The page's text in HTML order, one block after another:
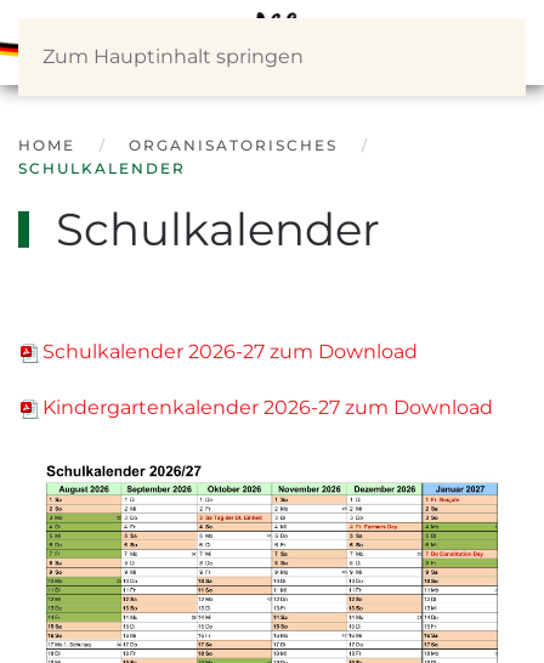
Zum Hauptinhalt springen
HOME
ORGANISATORISCHES
SCHULKALENDER
Schulkalender
Schulkalender 2026-27 zum Download
Kindergartenkalender 2026-27 zum Download